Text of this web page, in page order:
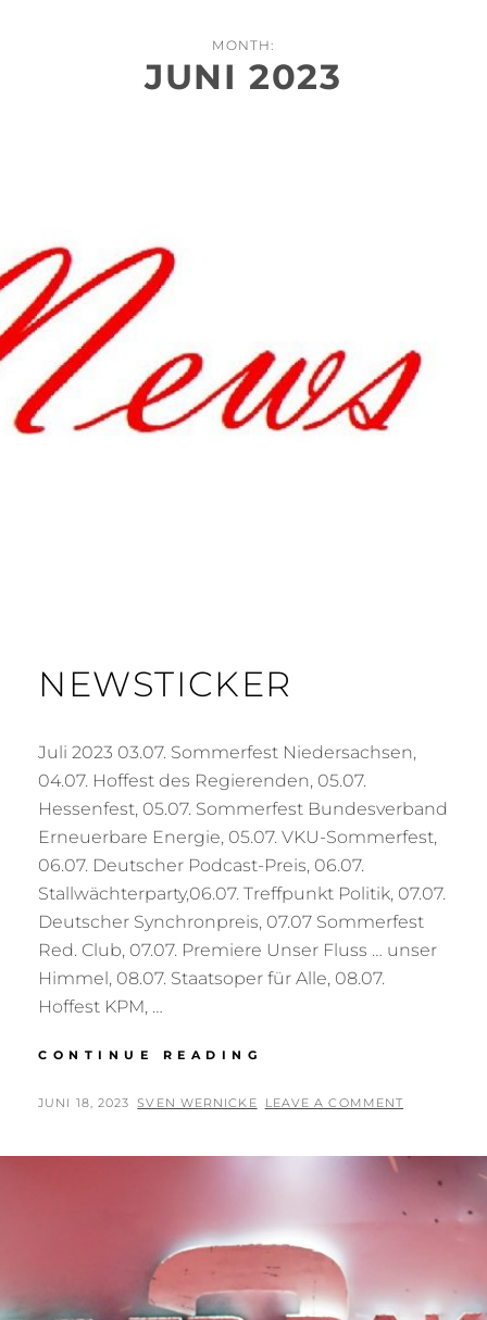
MONTH:
JUNI 2023
NEWSTICKER
Juli 2023 03.07. Sommerfest Niedersachsen,
04.07. Hoffest des Regierenden, 05.07.
Hessenfest, 05.07. Sommerfest Bundesverband
Erneuerbare Energie, 05.07. VKU-Sommerfest,
06.07. Deutscher Podcast-Preis, 06.07.
Stallwächterparty,06.07. Treffpunkt Politik, 07.07.
Deutscher Synchronpreis, 07.07 Sommerfest
Red. Club, 07.07. Premiere Unser Fluss … unser
Himmel, 08.07. Staatsoper für Alle, 08.07.
Hoffest KPM, …
CONTINUE READING
POSTED
JUNI 18, 2023 BY
SVEN WERNICKE LEAVE A COMMENT